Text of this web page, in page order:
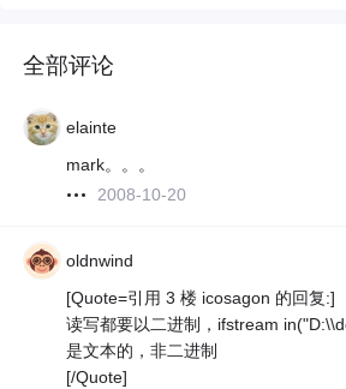
全部评论
elainte
mark。。。
2008-10-20
oldnwind
[Quote=引用 3 楼 icosagon 的回复:]
读写都要以二进制，ifstream
是文本的，非二进制
[/Quote]